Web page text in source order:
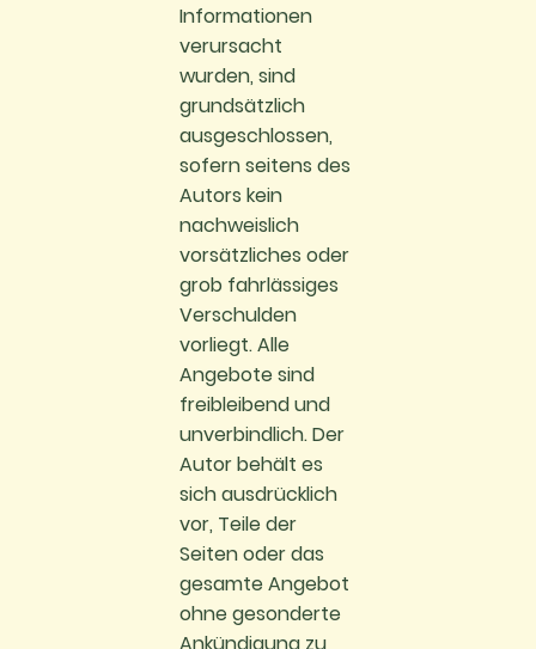
Informationen
verursacht
wurden, sind
grundsätzlich
ausgeschlossen,
sofern seitens des
Autors kein
nachweislich
vorsätzliches oder
grob fahrlässiges
Verschulden
vorliegt. Alle
Angebote sind
freibleibend und
unverbindlich. Der
Autor behält es
sich ausdrücklich
vor, Teile der
Seiten oder das
gesamte Angebot
ohne gesonderte
Ankündigung zu